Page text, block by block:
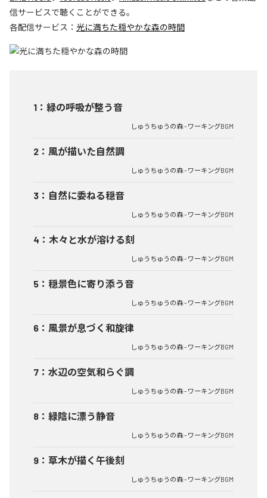
信サービスで聴くことができる。
各配信サービス： 光に満ちた穏やかな森の時間
1 ： 緑の呼吸が整う音
しゅうちゅうの森 - ワーキングBGM
2 ： 風が描いた自然調
しゅうちゅうの森 - ワーキングBGM
3 ： 自然に委ねる穏音
しゅうちゅうの森 - ワーキングBGM
4 ： 木々と水が溶ける刻
しゅうちゅうの森 - ワーキングBGM
5 ： 穏景色に寄り添う音
しゅうちゅうの森 - ワーキングBGM
6 ： 風景が息づく和旋律
しゅうちゅうの森 - ワーキングBGM
7 ： 水辺の空気和らぐ調
しゅうちゅうの森 - ワーキングBGM
8 ： 緑陰に漂う静音
しゅうちゅうの森 - ワーキングBGM
9 ： 草木が描く午後刻
しゅうちゅうの森 - ワーキングBGM